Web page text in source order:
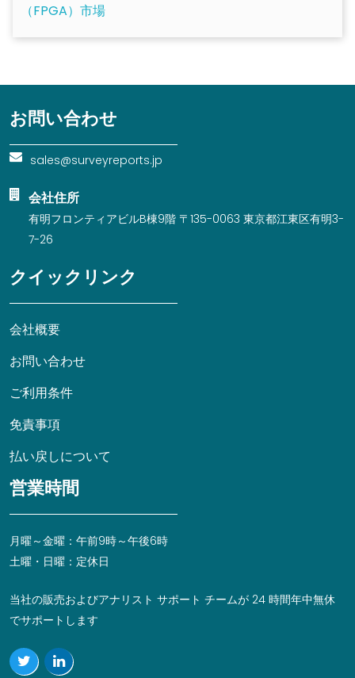
（FPGA）市場
お問い合わせ
sales@surveyreports.jp
会社住所
有明フロンティアビルB棟9階 〒135-0063 東京都江東区有明3-
7-26
クイックリンク
会社概要
お問い合わせ
ご利用条件
免責事項
払い戻しについて
営業時間
月曜～金曜：午前9時～午後6時
土曜・日曜：定休日
当社の販売およびアナリスト サポート チームが 24 時間年中無休
でサポートします